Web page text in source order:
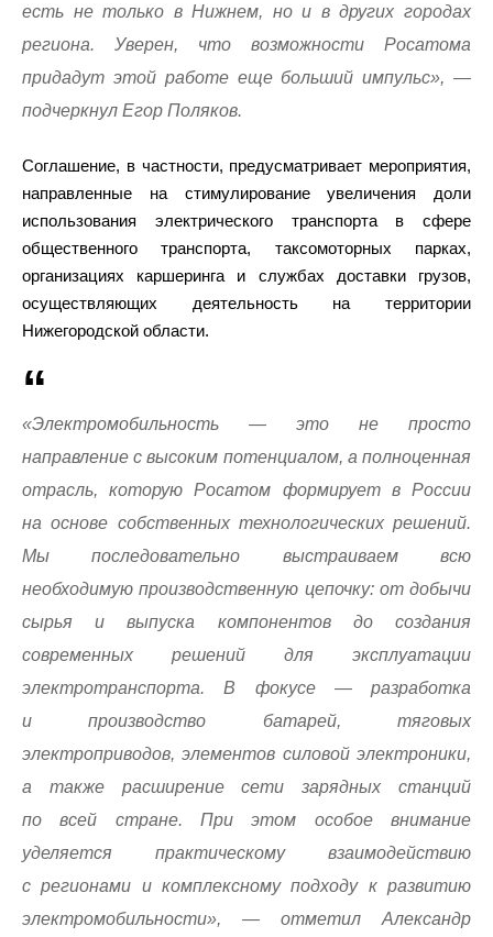
есть не только в Нижнем, но и в других городах
региона. Уверен, что возможности Росатома
придадут этой работе еще больший импульс», —
подчеркнул Егор Поляков.
Соглашение, в частности, предусматривает мероприятия,
направленные на стимулирование увеличения доли
использования электрического транспорта в сфере
общественного транспорта, таксомоторных парках,
организациях каршеринга и службах доставки грузов,
осуществляющих деятельность на территории
Нижегородской области.
«Электромобильность — это не просто
направление с высоким потенциалом, а полноценная
отрасль, которую Росатом формирует в России
на основе собственных технологических решений.
Мы последовательно выстраиваем всю
необходимую производственную цепочку: от добычи
сырья и выпуска компонентов до создания
современных решений для эксплуатации
электротранспорта. В фокусе — разработка
и производство батарей, тяговых
электроприводов, элементов силовой электроники,
а также расширение сети зарядных станций
по всей стране. При этом особое внимание
уделяется практическому взаимодействию
с регионами и комплексному подходу к развитию
электромобильности», — отметил Александр